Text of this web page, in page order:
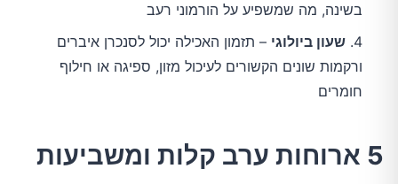
בשינה, מה שמשפיע על הורמוני רעב
שעון ביולוגי – תזמון האכילה יכול לסנכרן איברים
ורקמות שונים הקשורים לעיכול מזון, ספיגה או חילוף
חומרים
5 ארוחות ערב קלות ומשביעות